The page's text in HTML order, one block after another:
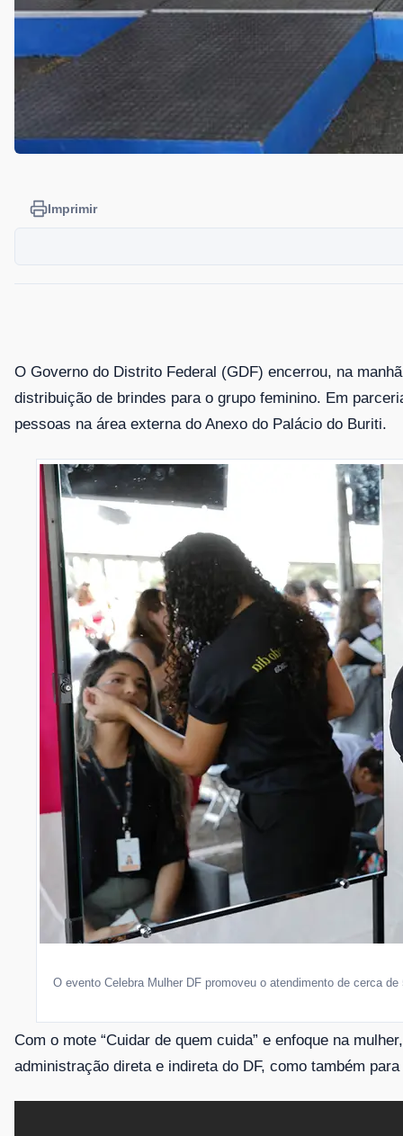
Imprimir
O Governo do Distrito Federal (GDF) encerrou, na
distribuição de brindes para o grupo feminino. Em
pessoas na área externa do Anexo do Palácio do Buriti.
O evento Celebra Mulher DF promoveu o atendimento de cerca
Com o mote “Cuidar de quem cuida” e enfoque na
administração direta e indireta do DF, como também